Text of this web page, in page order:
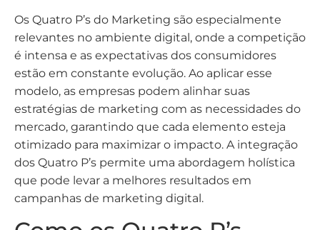
Os Quatro P’s do Marketing são especialmente
relevantes no ambiente digital, onde a competição
é intensa e as expectativas dos consumidores
estão em constante evolução. Ao aplicar esse
modelo, as empresas podem alinhar suas
estratégias de marketing com as necessidades do
mercado, garantindo que cada elemento esteja
otimizado para maximizar o impacto. A integração
dos Quatro P’s permite uma abordagem holística
que pode levar a melhores resultados em
campanhas de marketing digital.